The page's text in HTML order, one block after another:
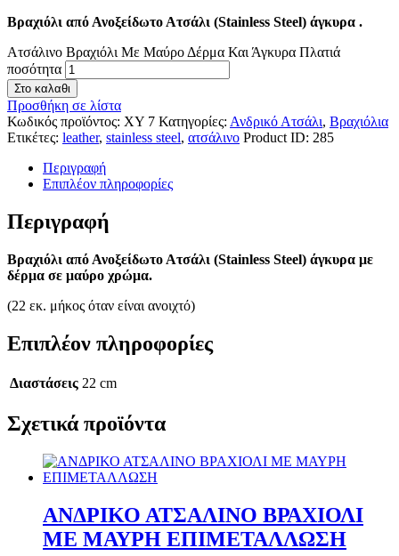
Βραχιόλι από Ανοξείδωτο Ατσάλι (Stainless Steel) άγκυρα .
Ατσάλινο Βραχιόλι Με Μαύρο Δέρμα Και Άγκυρα Πλατιά
ποσότητα
Στο καλαθι
Προσθήκη σε λίστα
Κωδικός προϊόντος: ΧΥ 7 Κατηγορίες: Ανδρικό Ατσάλι, Βραχιόλια
Ετικέτες: leather, stainless steel, ατσάλινο Product ID: 285
Περιγραφή
Επιπλέον πληροφορίες
Περιγραφή
Βραχιόλι από Ανοξείδωτο Ατσάλι (Stainless Steel) άγκυρα με
δέρμα σε μαύρο χρώμα.
(22 εκ. μήκος όταν είναι ανοιχτό)
Επιπλέον πληροφορίες
Διαστάσεις 22 cm
Σχετικά προϊόντα
ΑΝΔΡΙΚΟ ΑΤΣΑΛΙΝΟ ΒΡΑΧΙΟΛΙ
ΜΕ ΜΑΥΡΗ ΕΠΙΜΕΤΑΛΛΩΣΗ